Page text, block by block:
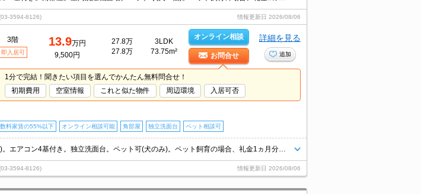
3594-8126) 情報更新日 2026/08/06
3階
即入居可
13.9万円
9,500円
27.8万
27.8万
3LDK
73.75m²
オンライン相談
お問合せ
詳細を見る
追加
1分で完結！聞きたい項目を選んでかんたん無料問合せ！
初期費用
空室情報 これと似た物件 周辺環境 入居可否
料家賃の55%以下 オンライン相談可能 角部屋 独立洗面台 ペット相談可
3594-8126) 情報更新日 2026/08/06